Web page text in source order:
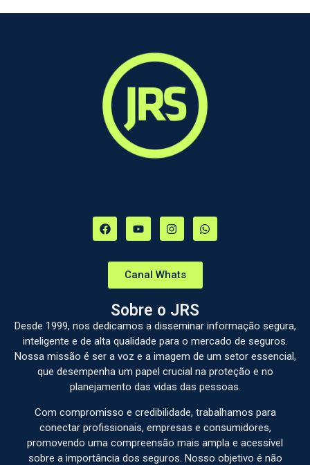
Canal Whats
Sobre o JRS
Desde 1999, nos dedicamos a disseminar informação segura,
inteligente e de alta qualidade para o mercado de seguros.
Nossa missão é ser a voz e a imagem de um setor essencial,
que desempenha um papel crucial na proteção e no
planejamento das vidas das pessoas.
Com compromisso e credibilidade, trabalhamos para
conectar profissionais, empresas e consumidores,
promovendo uma compreensão mais ampla e acessível
sobre a importância dos seguros. Nosso objetivo é não